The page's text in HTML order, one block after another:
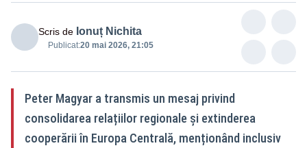
Scris de Ionuț Nichita
Publicat:20 mai 2026, 21:05
Peter Magyar a transmis un mesaj privind
consolidarea relațiilor regionale și extinderea
cooperării în Europa Centrală, menționând inclusiv